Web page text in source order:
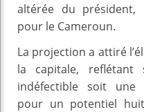
altérée du président,
pour le Cameroun.
La projection a attiré
la capitale,
indéfectible soit une
pour un potentiel